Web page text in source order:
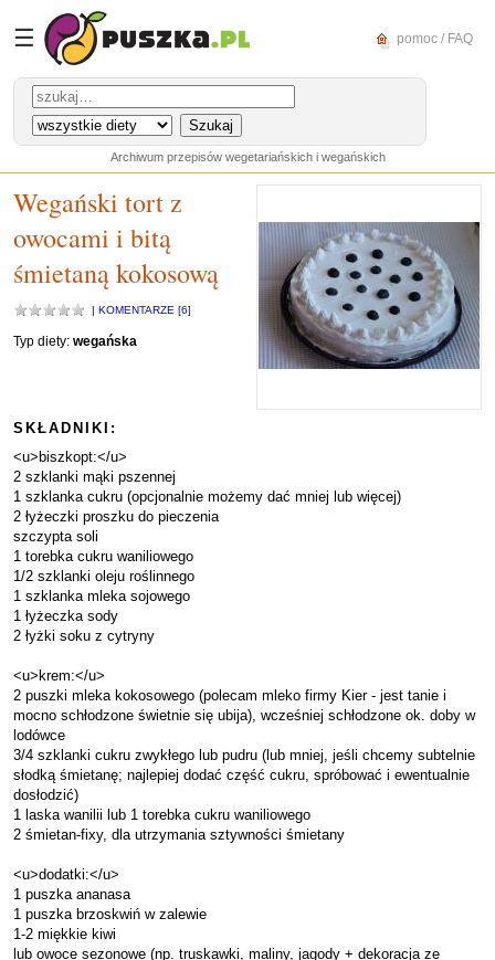
☰ pomoc / FAQ
Archiwum przepisów wegetariańskich i wegańskich
Wegański tort z
owocami i bitą
śmietaną kokosową
| KOMENTARZE [6]
Typ diety: wegańska
SKŁADNIKI:
<u>biszkopt:</u>
2 szklanki mąki pszennej
1 szklanka cukru (opcjonalnie możemy dać mniej lub więcej)
2 łyżeczki proszku do pieczenia
szczypta soli
1 torebka cukru waniliowego
1/2 szklanki oleju roślinnego
1 szklanka mleka sojowego
1 łyżeczka sody
2 łyżki soku z cytryny
<u>krem:</u>
2 puszki mleka kokosowego (polecam mleko firmy Kier - jest tanie i
mocno schłodzone świetnie się ubija), wcześniej schłodzone ok. doby w
lodówce
3/4 szklanki cukru zwykłego lub pudru (lub mniej, jeśli chcemy subtelnie
słodką śmietanę; najlepiej dodać część cukru, spróbować i ewentualnie
dosłodzić)
1 laska wanilii lub 1 torebka cukru waniliowego
2 śmietan-fixy, dla utrzymania sztywności śmietany
<u>dodatki:</u>
1 puszka ananasa
1 puszka brzoskwiń w zalewie
1-2 miękkie kiwi
lub owoce sezonowe (np. truskawki, maliny, jagody + dekoracja ze